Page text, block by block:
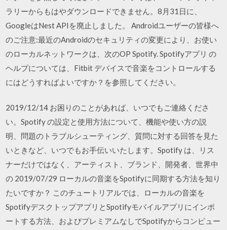
ラリーからもはやダウンロードできません。8月31日に、
GoogleはNest APIを廃止しました。 Androidユーザーの皆様へ
のご注意:最近のAndroidのセキュリティの変更により、お使い
のローカルネットワークは、次のOP Spotify. Spotifyアプリ の
ヘルプについては、Fitbit デバイスで音楽をコントロールする
にはどうすればよいですか？を参照してください。
2019/12/14 お困りのことがあれば、いつでもご連絡くださ
い。Spotify の設定と使用方法について、機能や使い方の説
明、問題のトラブルシューティング、質問に対する回答を見た
いときなど、いつでもお手伝いいたします。Spotify は、リス
ナーだけではなく、アーティスト、ブランド、開発者、世界中
の 2019/07/29 ローカルの音楽をSpotifyに同期する方法を知り
たいですか？ このチュートリアルでは、ローカルの音楽を
SpotifyデスクトップアプリとSpotifyモバイルアプリにインポ
ートする方法、およびプレミアムなしでSpotifyからコンピュー